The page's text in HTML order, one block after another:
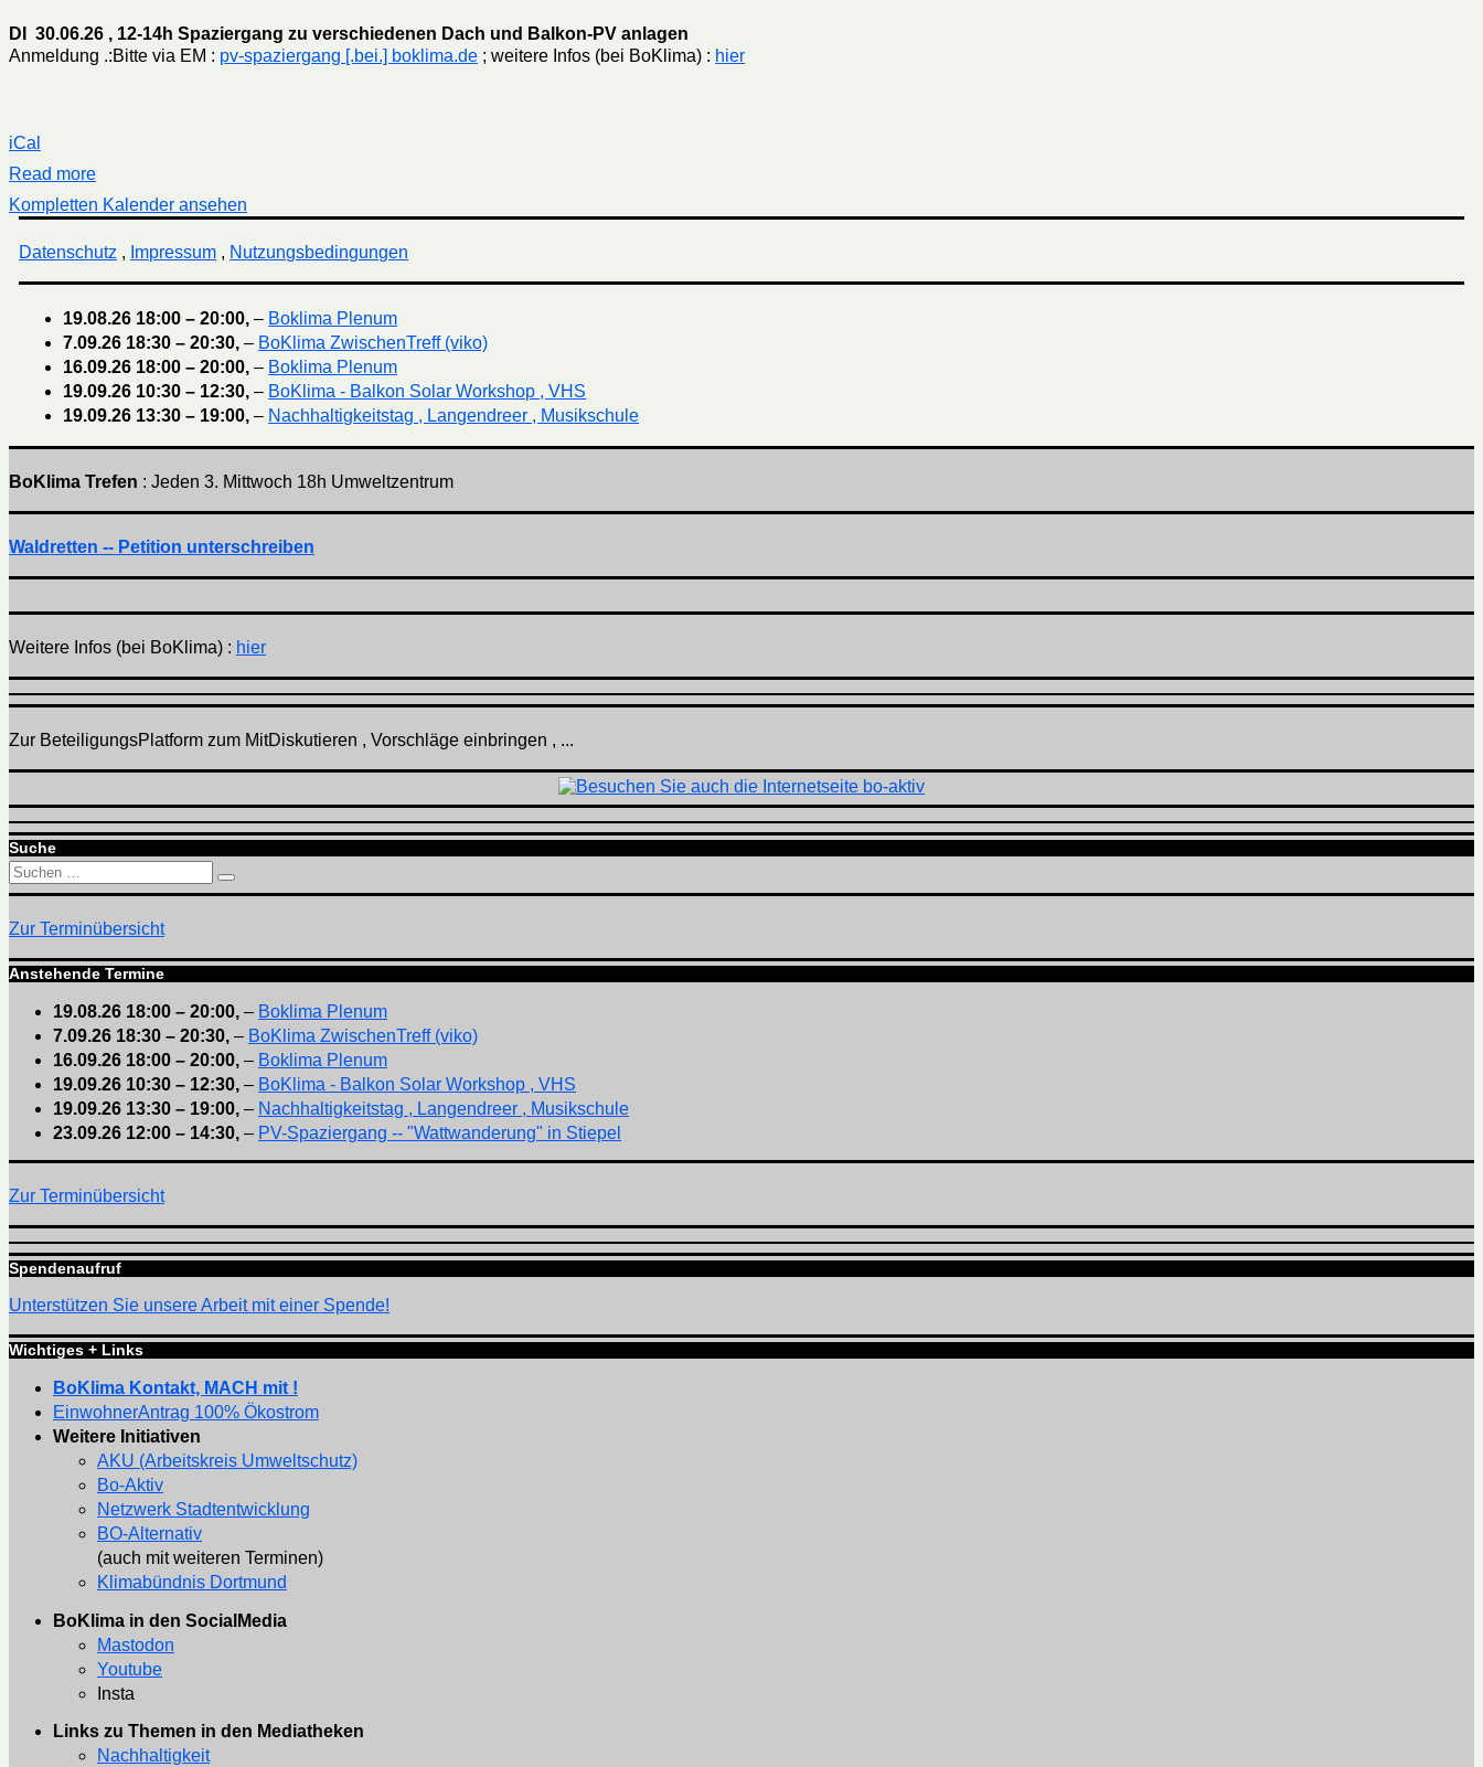
DI 30.06.26 , 12-14h Spaziergang zu verschiedenen Dach und Balkon-PV anlagen
Anmeldung .:Bitte via EM : pv-spaziergang [.bei.] boklima.de ; weitere Infos (bei BoKlima) : hier
iCal
Read more
Kompletten Kalender ansehen
Datenschutz , Impressum , Nutzungsbedingungen
19.08.26 18:00 – 20:00,– Boklima Plenum
7.09.26 18:30 – 20:30,– BoKlima ZwischenTreff (viko)
16.09.26 18:00 – 20:00,– Boklima Plenum
19.09.26 10:30 – 12:30,– BoKlima - Balkon Solar Workshop , VHS
19.09.26 13:30 – 19:00,– Nachhaltigkeitstag , Langendreer , Musikschule
BoKlima Trefen : Jeden 3. Mittwoch 18h Umweltzentrum
Waldretten -- Petition unterschreiben
Weitere Infos (bei BoKlima) : hier
Zur BeteiligungsPlatform zum MitDiskutieren , Vorschläge einbringen , ...
Suche
Suchen
nach:
Suchen
Zur Terminübersicht
Anstehende Termine
19.08.26 18:00 – 20:00, – Boklima Plenum
7.09.26 18:30 – 20:30, – BoKlima ZwischenTreff (viko)
16.09.26 18:00 – 20:00, – Boklima Plenum
19.09.26 10:30 – 12:30, – BoKlima - Balkon Solar Workshop , VHS
19.09.26 13:30 – 19:00, – Nachhaltigkeitstag , Langendreer , Musikschule
23.09.26 12:00 – 14:30, – PV-Spaziergang -- "Wattwanderung" in Stiepel
Zur Terminübersicht
Spendenaufruf
Unterstützen Sie unsere Arbeit mit einer Spende!
Wichtiges + Links
BoKlima Kontakt, MACH mit !
EinwohnerAntrag 100% Ökostrom
Weitere Initiativen
AKU (Arbeitskreis Umweltschutz)
Bo-Aktiv
Netzwerk Stadtentwicklung
BO-Alternativ
(auch mit weiteren Terminen)
Klimabündnis Dortmund
BoKlima in den SocialMedia
Mastodon
Youtube
Insta
Links zu Themen in den Mediatheken
Nachhaltigkeit